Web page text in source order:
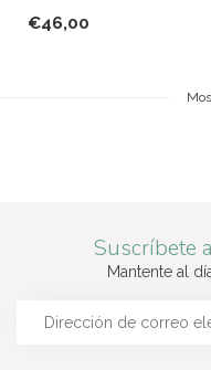
€46,00
Suscríbete
Mantente al